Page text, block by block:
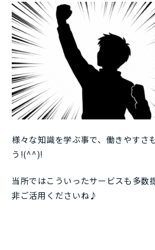
様々な知識を学ぶ事で、働きやすさ
う!(^^)!
当所ではこういったサービスも多数
非ご活用くださいね♪